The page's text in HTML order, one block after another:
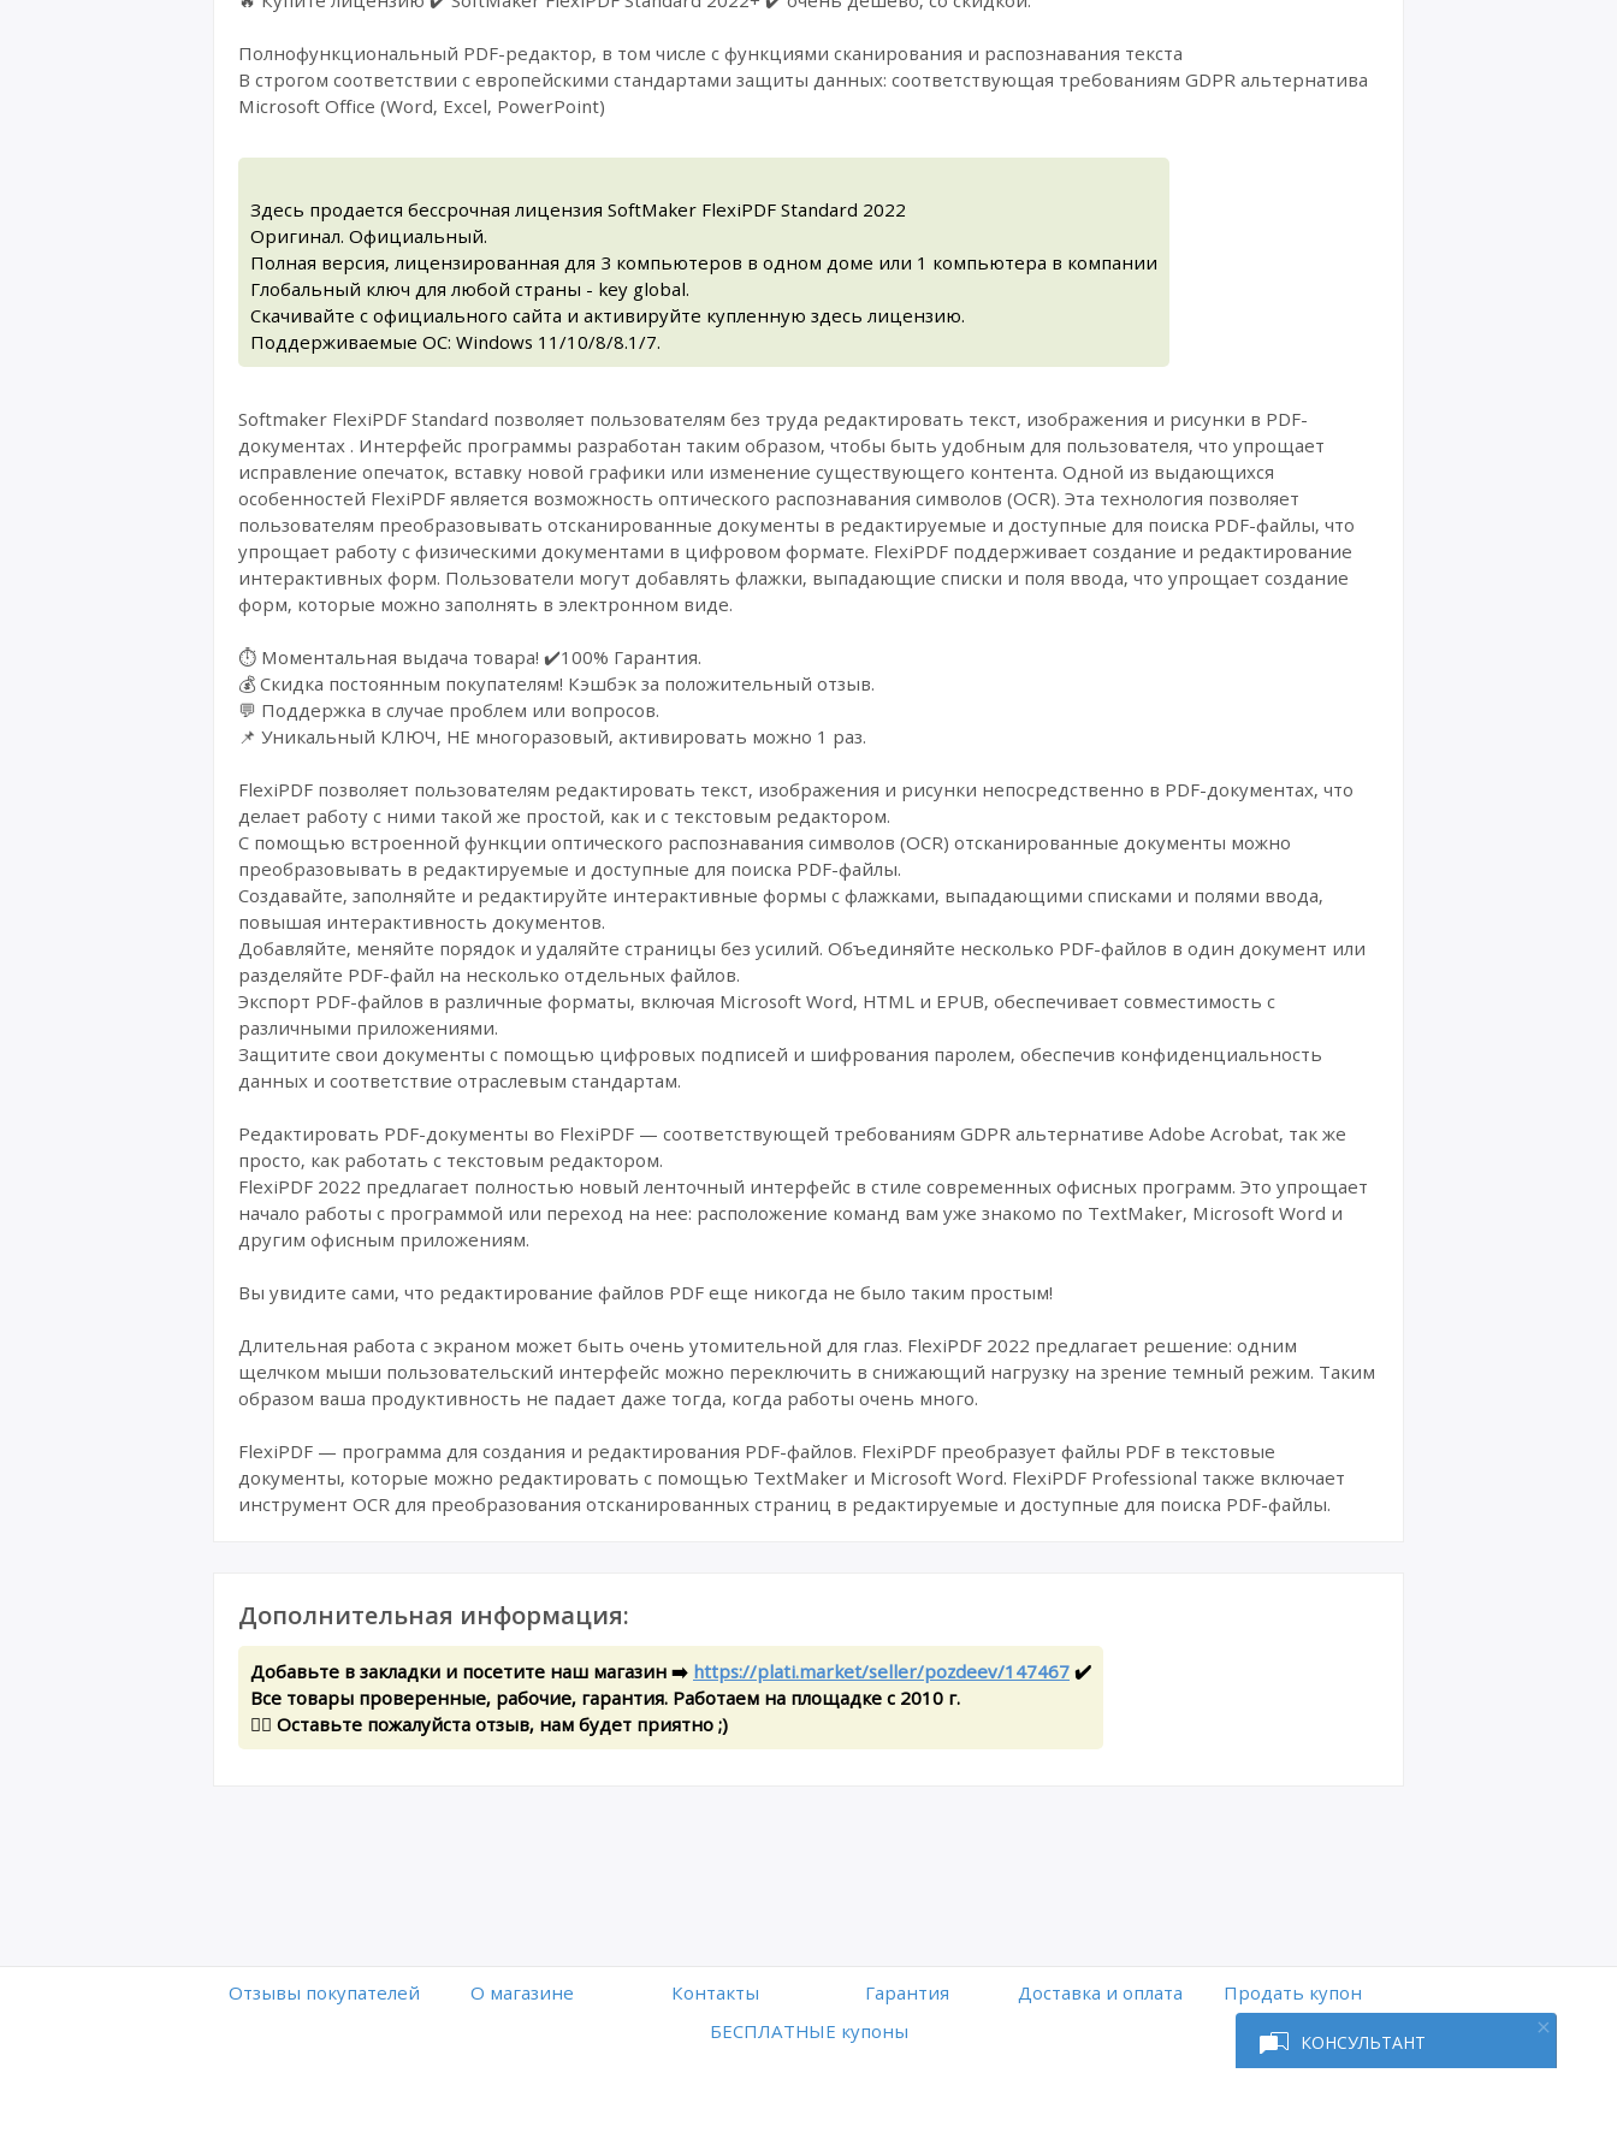
КОНСУЛЬТАНТ
Полнофункциональный PDF-редактор, в том числе с функциями сканирования и распознавания текста
В строгом соответствии с европейскими стандартами защиты данных: соответствующая требованиям GDPR альтернатива
Microsoft Office (Word, Excel, PowerPoint)
Здесь продается бессрочная лицензия SoftMaker FlexiPDF Standard 2022
Оригинал. Официальный.
Полная версия, лицензированная для 3 компьютеров в одном доме или 1 компьютера в компании
Глобальный ключ для любой страны - key global.
Скачивайте с официального сайта и активируйте купленную здесь лицензию.
Поддерживаемые ОС: Windows 11/10/8/8.1/7.
Softmaker FlexiPDF Standard позволяет пользователям без труда редактировать текст, изображения и рисунки в PDF-
документах . Интерфейс программы разработан таким образом, чтобы быть удобным для пользователя, что упрощает
исправление опечаток, вставку новой графики или изменение существующего контента. Одной из выдающихся
особенностей FlexiPDF является возможность оптического распознавания символов (OCR). Эта технология позволяет
пользователям преобразовывать отсканированные документы в редактируемые и доступные для поиска PDF-файлы, что
упрощает работу с физическими документами в цифровом формате. FlexiPDF поддерживает создание и редактирование
интерактивных форм. Пользователи могут добавлять флажки, выпадающие списки и поля ввода, что упрощает создание
форм, которые можно заполнять в электронном виде.
⏱️ Моментальная выдача товара! ✔️100% Гарантия.
💰 Cкидка постоянным покупателям! Кэшбэк за положительный отзыв.
💬 Поддержка в случае проблем или вопросов.
📌 Уникальный КЛЮЧ, НЕ многоразовый, активировать можно 1 раз.
FlexiPDF позволяет пользователям редактировать текст, изображения и рисунки непосредственно в PDF-документах, что
делает работу с ними такой же простой, как и с текстовым редактором.
С помощью встроенной функции оптического распознавания символов (OCR) отсканированные документы можно
преобразовывать в редактируемые и доступные для поиска PDF-файлы.
Создавайте, заполняйте и редактируйте интерактивные формы с флажками, выпадающими списками и полями ввода,
повышая интерактивность документов.
Добавляйте, меняйте порядок и удаляйте страницы без усилий. Объединяйте несколько PDF-файлов в один документ или
разделяйте PDF-файл на несколько отдельных файлов.
Экспорт PDF-файлов в различные форматы, включая Microsoft Word, HTML и EPUB, обеспечивает совместимость с
различными приложениями.
Защитите свои документы с помощью цифровых подписей и шифрования паролем, обеспечив конфиденциальность
данных и соответствие отраслевым стандартам.
Редактировать PDF-документы во FlexiPDF — соответствующей требованиям GDPR альтернативе Adobe Acrobat, так же
просто, как работать с текстовым редактором.
FlexiPDF 2022 предлагает полностью новый ленточный интерфейс в стиле современных офисных программ. Это упрощает
начало работы с программой или переход на нее: расположение команд вам уже знакомо по TextMaker, Microsoft Word и
другим офисным приложениям.
Вы увидите сами, что редактирование файлов PDF еще никогда не было таким простым!
Длительная работа с экраном может быть очень утомительной для глаз. FlexiPDF 2022 предлагает решение: одним
щелчком мыши пользовательский интерфейс можно переключить в снижающий нагрузку на зрение темный режим. Таким
образом ваша продуктивность не падает даже тогда, когда работы очень много.
FlexiPDF — программа для создания и редактирования PDF-файлов. FlexiPDF преобразует файлы PDF в текстовые
документы, которые можно редактировать с помощью TextMaker и Microsoft Word. FlexiPDF Professional также включает
инструмент OCR для преобразования отсканированных страниц в редактируемые и доступные для поиска PDF-файлы.
Дополнительная информация:
Добавьте в закладки и посетите наш магазин ➡️ https://plati.market/seller/pozdeev/147467 ✔️
Все товары проверенные, рабочие, гарантия. Работаем на площадке с 2010 г.
✍🏻 Оставьте пожалуйста отзыв, нам будет приятно ;)
Отзывы покупателей O магазине Контакты Гарантия Доставка и оплата
Продать купон
БЕСПЛАТНЫЕ купоны